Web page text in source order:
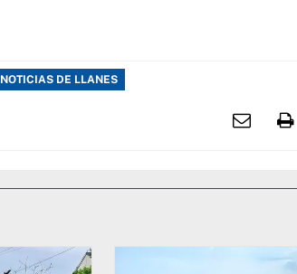
NOTICIAS DE LLANES